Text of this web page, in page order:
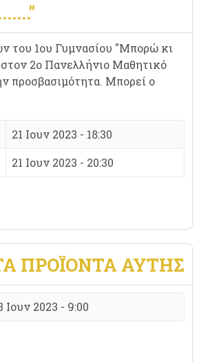
του 1ου Γυμνασίου "Μπορώ κι
2ο Πανελλήνιο Μαθητικό
προσβασιμότητα. Μπορεί ο
21 Ιουν 2023 - 18:30
21 Ιουν 2023 - 20:30
ΠΡΟΪΌΝΤΑ ΑΥΤΉΣ
Ιουν 2023 - 9:00